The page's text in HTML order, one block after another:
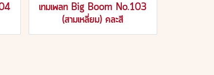
เทมเพลท Big Boom No.103
(สามเหลี่ยม) คละสี